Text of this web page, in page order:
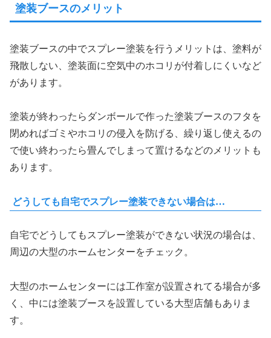
塗装ブースのメリット
塗装ブースの中でスプレー塗装を行うメリットは、塗料が
飛散しない、塗装面に空気中のホコリが付着しにくいなど
があります。
塗装が終わったらダンボールで作った塗装ブースのフタを
閉めればゴミやホコリの侵入を防げる、繰り返し使えるの
で使い終わったら畳んでしまって置けるなどのメリットも
あります。
どうしても自宅でスプレー塗装できない場合は…
自宅でどうしてもスプレー塗装ができない状況の場合は、
周辺の大型のホームセンターをチェック。
大型のホームセンターには工作室が設置されてる場合が多
く、中には塗装ブースを設置している大型店舗もありま
す。